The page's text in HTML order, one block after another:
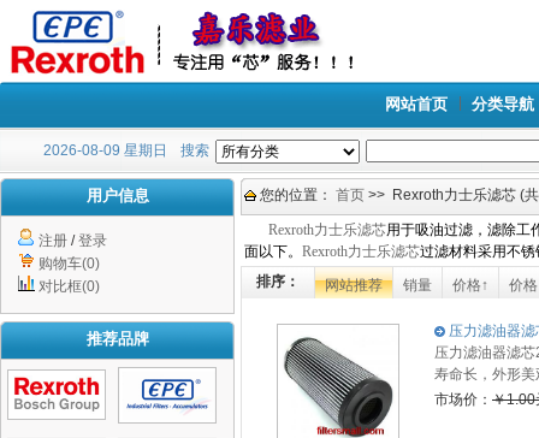
网站首页 分类导航
2026-08-09 星期日 搜索
用户信息
注册 /登录
购物车(0)
对比框(0)
推荐品牌
您的位置： 首页 >> Rexroth力士乐滤芯 (
Rexroth力士乐滤芯用于吸油过滤，滤除工
面以下。 Rexroth力士乐滤芯过滤材料采用不
排序：
网站推荐 销量 价格↑ 价
压力滤油器
压力滤油器滤
寿命长，外形
市场价： ￥1.00